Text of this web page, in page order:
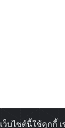
เว็บไซต์นี้ใช้คุกกี้